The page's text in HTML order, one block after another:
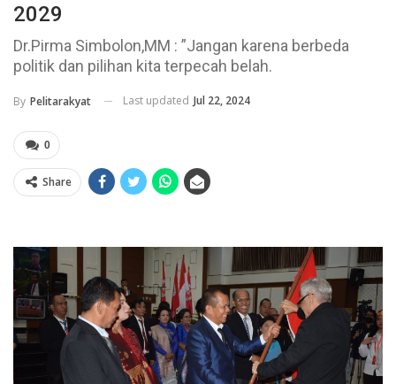
2029
Dr.Pirma Simbolon,MM : ”Jangan karena berbeda
politik dan pilihan kita terpecah belah.
By Pelitarakyat Last updated Jul 22, 2024
0
Share